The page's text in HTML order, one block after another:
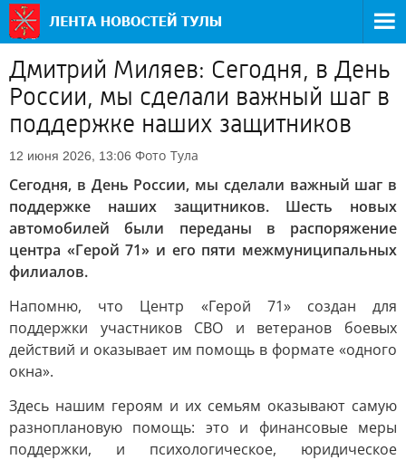
Дмитрий Миляев: Сегодня, в День
России, мы сделали важный шаг в
поддержке наших защитников
12 июня 2026, 13:06 Фото Тула
Сегодня, в День России, мы сделали важный шаг в
поддержке наших защитников. Шесть новых
автомобилей были переданы в распоряжение
центра «Герой 71» и его пяти межмуниципальных
филиалов.
Напомню, что Центр «Герой 71» создан для
поддержки участников СВО и ветеранов боевых
действий и оказывает им помощь в формате «одного
окна».
Здесь нашим героям и их семьям оказывают самую
разноплановую помощь: это и финансовые меры
поддержки, и психологическое, юридическое